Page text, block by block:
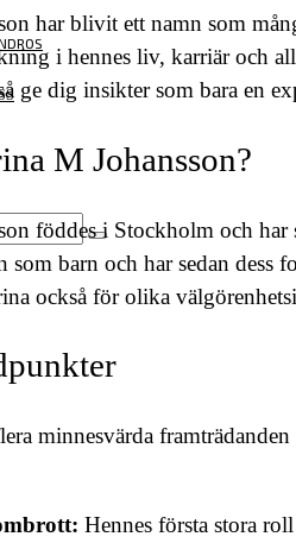
har blivit ett namn som
i hennes liv, karriär och
ge dig insikter som bara en
M Johansson?
föddes i Stockholm och
som barn och har sedan
också för olika
minnesvärda
Hennes första stora